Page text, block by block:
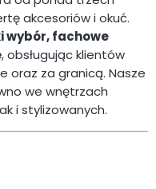
akcesoriów i okuć.
wybór, fachowe
, obsługując klientów
oraz za granicą. Nasze
we wnętrzach
i stylizowanych.